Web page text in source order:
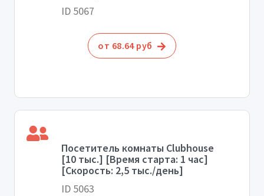
ID 5067
от 68.64 руб
Посетитель комнаты Clubhouse
[10 тыс.] [Время старта: 1 час]
[Скорость: 2,5 тыс./день]
ID 5063